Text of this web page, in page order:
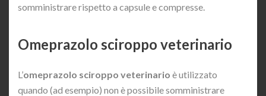
somministrare rispetto a capsule e compresse.
Omeprazolo sciroppo veterinario
L’omeprazolo sciroppo veterinario è utilizzato
quando (ad esempio) non è possibile somministrare